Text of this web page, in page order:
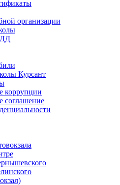
организации
Курсант
коррупции
соглашение